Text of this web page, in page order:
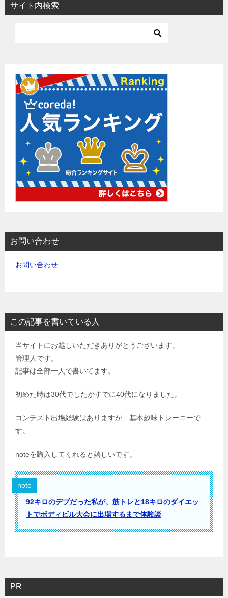
サイト内検索
お問い合わせ
お問い合わせ
この記事を書いている人
当サイトにお越しいただきありがとうございます。
管理人です。
記事は全部一人で書いてます。
初めた時は30代でしたがすでに40代になりました。
コンテスト出場経験はありますが、基本趣味トレーニーで
す。
noteを購入してくれると嬉しいです。
note
92キロのデブだった私が、筋トレと18キロのダイエッ
トでボディビル大会に出場するまで体験談
PR